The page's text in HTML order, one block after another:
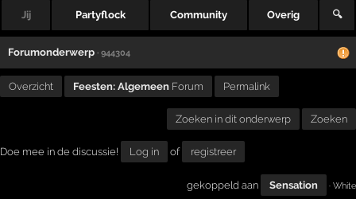
Jij Partyflock Community Overig 🔍
Forumonderwerp · 944304
Overzicht Feesten: Algemeen Forum Permalink
Zoeken in dit onderwerp Zoeken
Doe mee in de discussie! Log in of registreer
gekoppeld aan Sensation · White